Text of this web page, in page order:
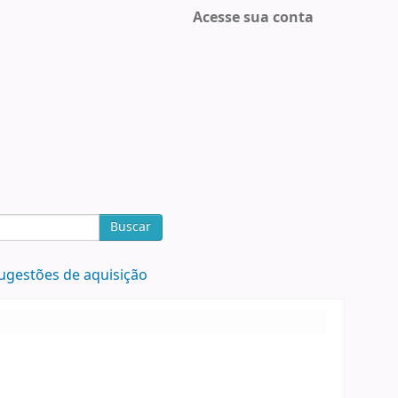
Acesse sua conta
Buscar
de aquisição